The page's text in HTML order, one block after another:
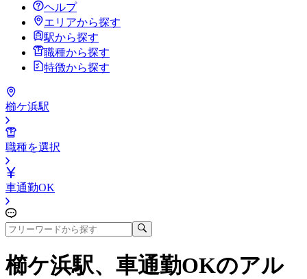
ヘルプ
エリアから探す
駅から探す
職種から探す
特徴から探す
櫛ケ浜駅
職種を選択
車通勤OK
櫛ケ浜駅、車通勤OKのアル